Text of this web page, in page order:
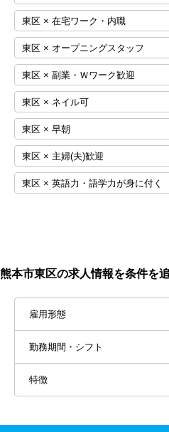
東区 × 在宅ワーク・内職
東区 × オープニングスタッフ
東区 × 副業・Ｗワーク歓迎
東区 × ネイル可
東区 × 早朝
東区 × 主婦(夫)歓迎
東区 × 英語力・語学力が身に付く
熊本市東区の求人情報を条件を
雇用形態
勤務期間・シフト
特徴